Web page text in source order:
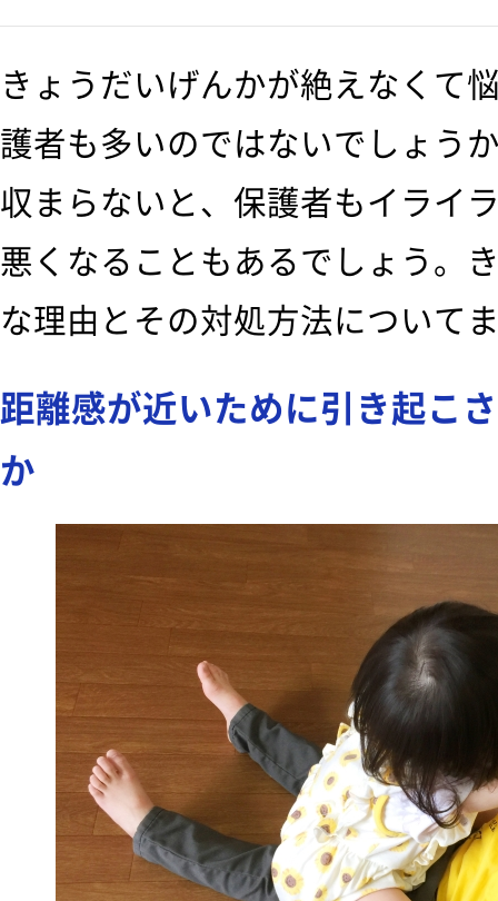
きょうだいげんかが絶えなくて
護者も多いのではないでしょう
収まらないと、保護者もイライ
悪くなることもあるでしょう。
な理由とその対処方法について
距離感が近いために引き起こ
か